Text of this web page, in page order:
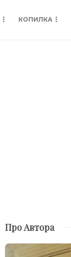
КОПИЛКА
Про Автора